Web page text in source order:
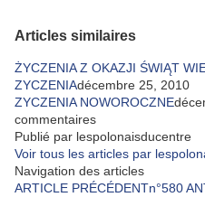
Articles similaires
ŻYCZENIA Z OKAZJI ŚWIĄT
ZYCZENIAdécembre 25, 2010
ZYCZENIA NOWOROCZNE
commentaires
Publié par lespolonaisducentre
Voir tous les articles par
Navigation des articles
ARTICLE PRÉCÉDENTn°580